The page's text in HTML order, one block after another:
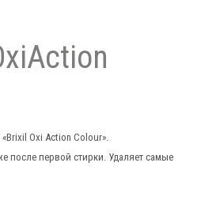
Oxi Action Colour».
после первой стирки. Удаляет самые